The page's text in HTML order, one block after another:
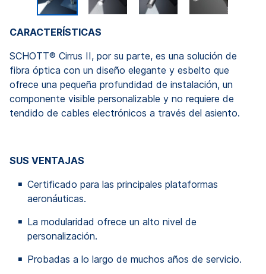
CARACTERÍSTICAS
SCHOTT® Cirrus II, por su parte, es una solución de
fibra óptica con un diseño elegante y esbelto que
ofrece una pequeña profundidad de instalación, un
componente visible personalizable y no requiere de
tendido de cables electrónicos a través del asiento.
SUS VENTAJAS
Certificado para las principales plataformas
aeronáuticas.
La modularidad ofrece un alto nivel de
personalización.
Probadas a lo largo de muchos años de servicio.